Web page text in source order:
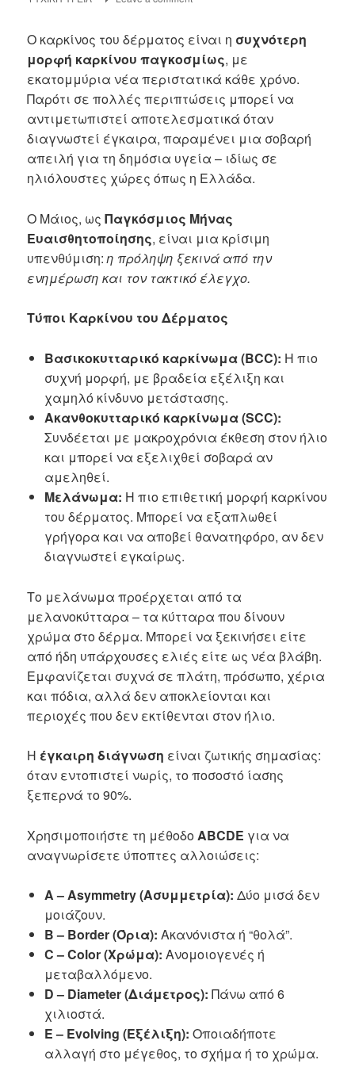
Ο καρκίνος του δέρματος είναι η συχνότερη
μορφή καρκίνου παγκοσμίως, με
εκατομμύρια νέα περιστατικά κάθε χρόνο.
Παρότι σε πολλές περιπτώσεις μπορεί να
αντιμετωπιστεί αποτελεσματικά όταν
διαγνωστεί έγκαιρα, παραμένει μια σοβαρή
απειλή για τη δημόσια υγεία – ιδίως σε
ηλιόλουστες χώρες όπως η Ελλάδα.
Ο Μάιος, ωςΠαγκόσμιος Μήνας
Ευαισθητοποίησης, είναι μια κρίσιμη
υπενθύμιση:η πρόληψη ξεκινά από την
ενημέρωση και τον τακτικό έλεγχο.
Τύποι Καρκίνου του Δέρματος
Βασικοκυτταρικό καρκίνωμα (BCC): Η πιο
συχνή μορφή, με βραδεία εξέλιξη και
χαμηλό κίνδυνο μετάστασης.
Ακανθοκυτταρικό καρκίνωμα (SCC):
Συνδέεται με μακροχρόνια έκθεση στον ήλιο
και μπορεί να εξελιχθεί σοβαρά αν
αμεληθεί.
Μελάνωμα: Η πιο επιθετική μορφή καρκίνου
του δέρματος. Μπορεί να εξαπλωθεί
γρήγορα και να αποβεί θανατηφόρο, αν δεν
διαγνωστεί εγκαίρως.
Το μελάνωμα προέρχεται από τα
μελανοκύτταρα – τα κύτταρα που δίνουν
χρώμα στο δέρμα. Μπορεί να ξεκινήσει είτε
από ήδη υπάρχουσες ελιές είτε ως νέα βλάβη.
Εμφανίζεται συχνά σε πλάτη, πρόσωπο, χέρια
και πόδια, αλλά δεν αποκλείονται και
περιοχές που δεν εκτίθενται στον ήλιο.
Η έγκαιρη διάγνωση είναι ζωτικής σημασίας:
όταν εντοπιστεί νωρίς, το ποσοστό ίασης
ξεπερνά το 90%.
Χρησιμοποιήστε τη μέθοδοABCDE για να
αναγνωρίσετε ύποπτες αλλοιώσεις:
A – Asymmetry (Ασυμμετρία): Δύο μισά δεν
μοιάζουν.
B – Border (Όρια): Ακανόνιστα ή “θολά”.
C – Color (Χρώμα): Ανομοιογενές ή
μεταβαλλόμενο.
D – Diameter (Διάμετρος): Πάνω από 6
χιλιοστά.
E – Evolving (Εξέλιξη): Οποιαδήποτε
αλλαγή στο μέγεθος, το σχήμα ή το χρώμα.